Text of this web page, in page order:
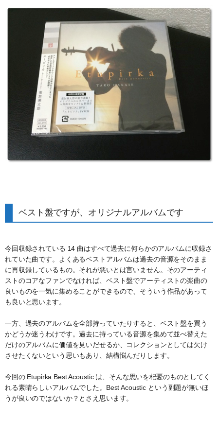
ベスト盤ですが、オリジナルアルバムです
今回収録されている 14 曲はすべて過去に何らかのアルバムに収録さ
れていた曲です。よくあるベストアルバムは過去の音源をそのまま
に再収録しているもの。それが悪いとは言いません。そのアーティ
ストのコアなファンでなければ、ベスト盤でアーティストの楽曲の
良いものを一気に集めることができるので、そういう作品があって
も良いと思います。
一方、過去のアルバムを全部持っていたりすると、ベスト盤を買う
かどうか迷うわけです。過去に持っている音源を集めて並べ替えた
だけのアルバムに価値を見いだせるか、コレクションとしては欠け
させたくないという思いもあり、結構悩んだりします。
今回の Etupirka Best Acoustic は、そんな思いを杞憂のものとしてく
れる素晴らしいアルバムでした。Best Acoustic という副題が無いほ
うが良いのではないか？とさえ思います。